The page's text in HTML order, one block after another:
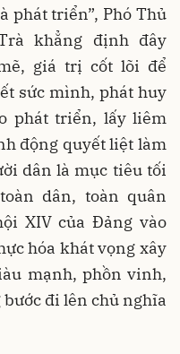
phát triển”, Phó Thủ
khẳng định đây
giá trị cốt lõi để
sức mình, phát huy
phát triển, lấy liêm
động quyết liệt làm
dân là mục tiêu tối
dân, toàn quân
XIV của Đảng vào
hóa khát vọng xây
mạnh, phồn vinh,
đi lên chủ nghĩa